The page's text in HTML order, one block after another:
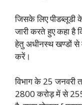
जिसके लिए पीडब्लूडी
जारी करते हुए कहा है
हेतु अधीनस्थ खण्डों से
करें।
विभाग के 25
2800 करोड़ में से